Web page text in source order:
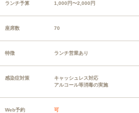
ランチ予算 1,000円〜2,000円
座席数 70
特徴 ランチ営業あり
感染症対策
キャッシュレス対応
アルコール等消毒の実施
Web予約 可